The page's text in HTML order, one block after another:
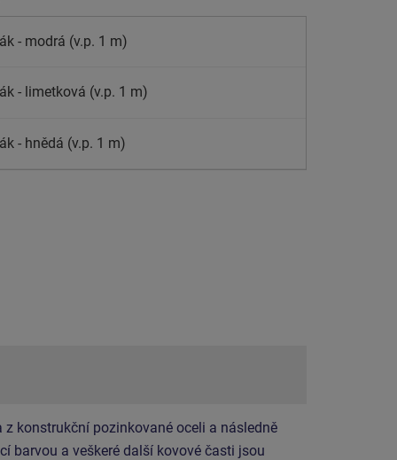
- modrá (v.p. 1 m)
- limetková (v.p. 1 m)
- hnědá (v.p. 1 m)
z konstrukční pozinkované oceli a následně
barvou a veškeré další kovové časti jsou